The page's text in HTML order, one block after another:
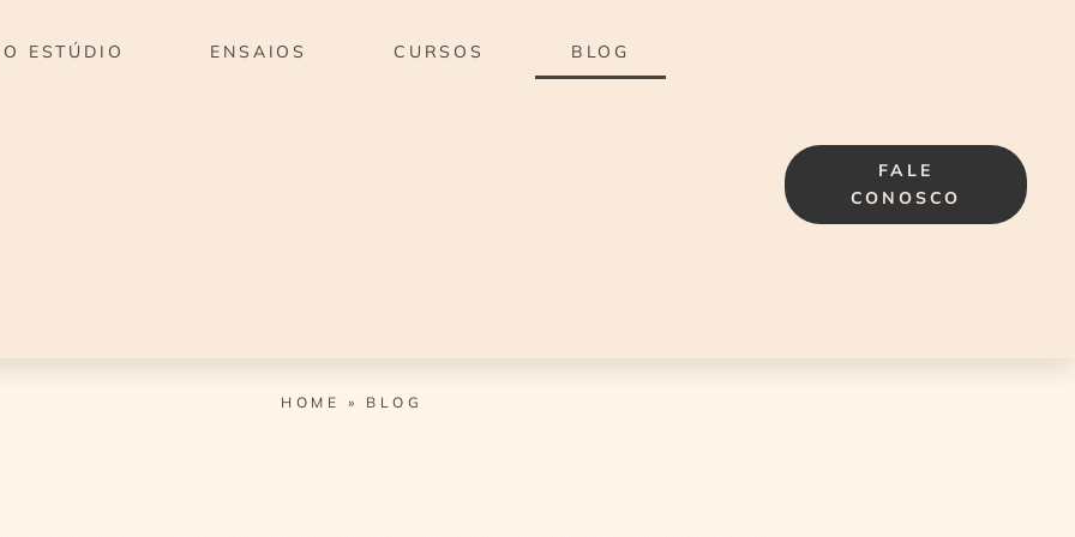
O ESTÚDIO ENSAIOS CURSOS BLOG
FALE
CONOSCO
HOME » BLOG